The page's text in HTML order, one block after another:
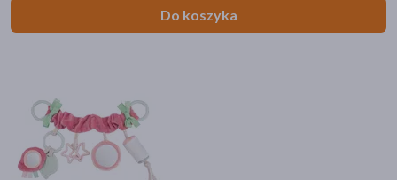
Do koszyka
Kategorie produktów
Do poprzedniej kategorii
Akcesoria dziecięce